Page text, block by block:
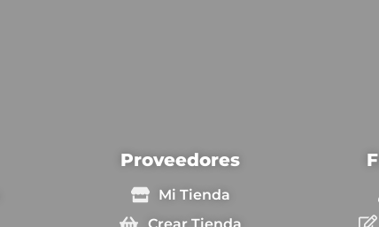
Proveedores
Mi Tienda
Crear Tienda